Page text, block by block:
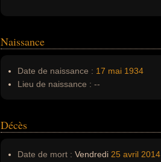
Naissance
Date de naissance : 17 mai 1934
Lieu de naissance : --
Décès
Date de mort : Vendredi 25 avril 2014